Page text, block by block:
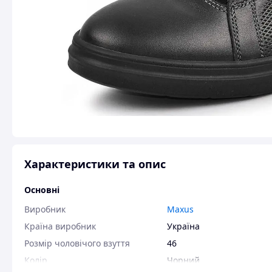
Характеристики та опис
Основні
Виробник
Maxus
Країна виробник
Україна
Розмір чоловічого взуття
46
Колір
Чорний